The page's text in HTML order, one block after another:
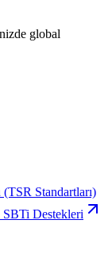
global
Standartları)
Destekleri